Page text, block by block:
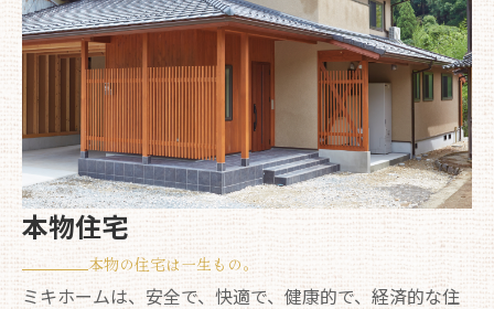
本物住宅
本物の住宅は一生もの。
ミキホームは、安全で、快適で、健康的で、経済的な住